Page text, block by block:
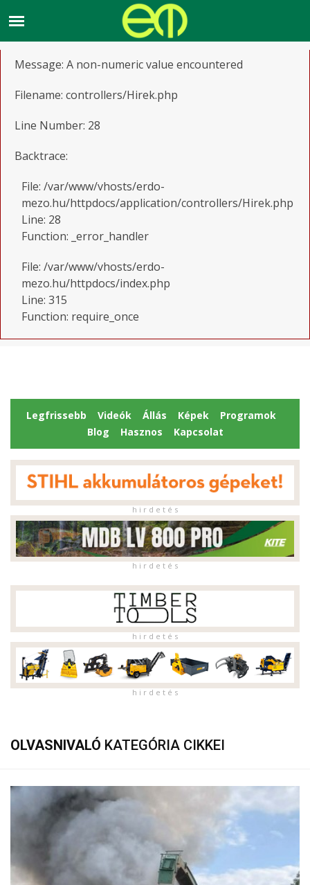
A PHP Error was encountered
Message: A non-numeric value encountered
Filename: controllers/Hirek.php
Line Number: 28
Backtrace:
File: /var/www/vhosts/erdo-
mezo.hu/httpdocs/application/controllers/Hirek.php
Line: 28
Function: _error_handler
File: /var/www/vhosts/erdo-
mezo.hu/httpdocs/index.php
Line: 315
Function: require_once
Legfrissebb Videók Állás Képek
Programok
Blog
Hasznos Kapcsolat
h i r d e t é s
h i r d e t é s
h i r d e t é s
h i r d e t é s
OLVASNIVALÓ KATEGÓRIA CIKKEI